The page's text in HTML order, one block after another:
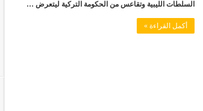
السلطات الليبية وتقاعس من الحكومة التركية ليتعرض …
أكمل القراءة »